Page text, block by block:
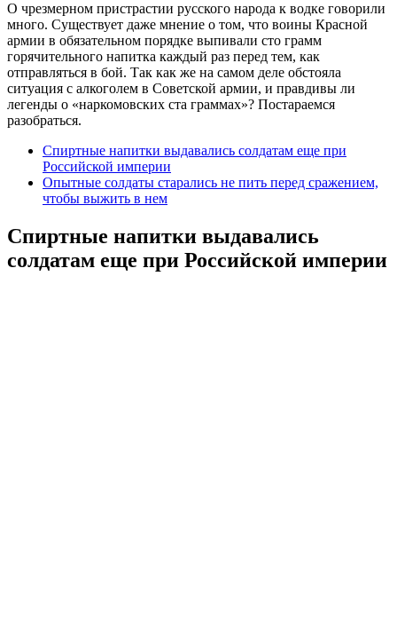
О чрезмерном пристрастии русского народа к водке говорили
много. Существует даже мнение о том, что воины Красной
армии в обязательном порядке выпивали сто грамм
горячительного напитка каждый раз перед тем, как
отправляться в бой. Так как же на самом деле обстояла
ситуация с алкоголем в Советской армии, и правдивы ли
легенды о «наркомовских ста граммах»? Постараемся
разобраться.
Спиртные напитки выдавались солдатам еще при
Российской империи
Опытные солдаты старались не пить перед сражением,
чтобы выжить в нем
Спиртные напитки выдавались
солдатам еще при Российской империи